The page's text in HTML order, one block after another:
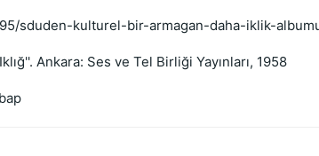
sduden-kulturel-bir-armagan-daha-iklik-
Ankara: Ses ve Tel Birliği Yayınları, 1958